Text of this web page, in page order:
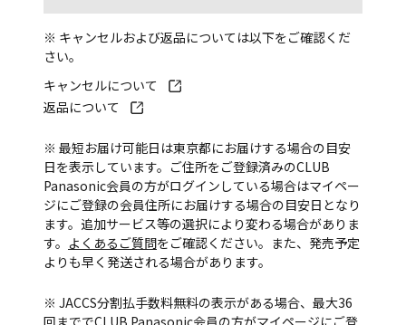
※ キャンセルおよび返品については以下をご確認くだ
さい。
キャンセルについて
返品について
※ 最短お届け可能日は東京都にお届けする場合の目安
日を表示しています。ご住所をご登録済みのCLUB
Panasonic会員の方がログインしている場合はマイペー
ジにご登録の会員住所にお届けする場合の目安日となり
ます。追加サービス等の選択により変わる場合がありま
す。 よくあるご質問をご確認ください。また、発売予定
よりも早く発送される場合があります。
※ JACCS分割払手数料無料の表示がある場合、最大36
回まででCLUB Panasonic会員の方がマイページにご登